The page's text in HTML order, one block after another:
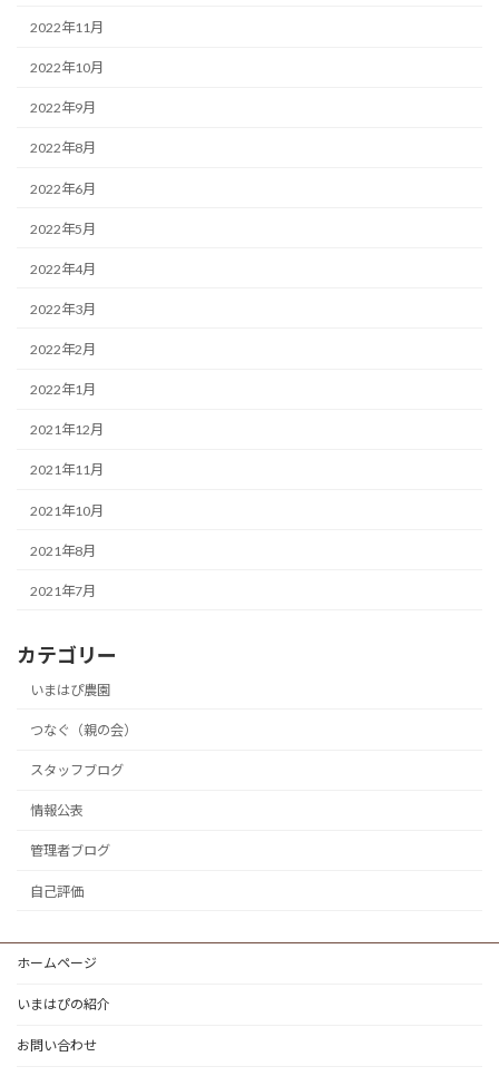
2022年11月
2022年10月
2022年9月
2022年8月
2022年6月
2022年5月
2022年4月
2022年3月
2022年2月
2022年1月
2021年12月
2021年11月
2021年10月
2021年8月
2021年7月
カテゴリー
いまはぴ農園
つなぐ（親の会）
スタッフブログ
情報公表
管理者ブログ
自己評価
ホームページ
いまはぴの紹介
お問い合わせ